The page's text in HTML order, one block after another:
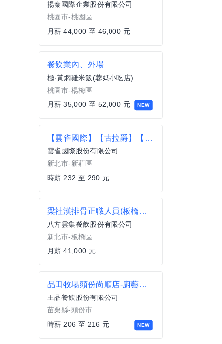
揚秦國際企業股份有限公司
桃園市-桃園區
月薪 44,000 至 46,000 元
NEW
餐飲業內、外場
極·黃燜雞米飯(蓉媽小吃店)
桃園市-楊梅區
月薪 35,000 至 52,000 元
【雲雀國際】【古拉爵】【涮乃葉】- 台北中央廚房 (計時) 理貨物流配送司機
雲雀國際股份有限公司
新北市-新莊區
時薪 232 至 290 元
梁社漢排骨正職人員(板橋莊敬店)/籌備中
八方雲集餐飲股份有限公司
新北市-板橋區
月薪 41,000 元
NEW
品田牧場頭份尚順店-廚藝計時人員
王品餐飲股份有限公司
苗栗縣-頭份市
時薪 206 至 216 元